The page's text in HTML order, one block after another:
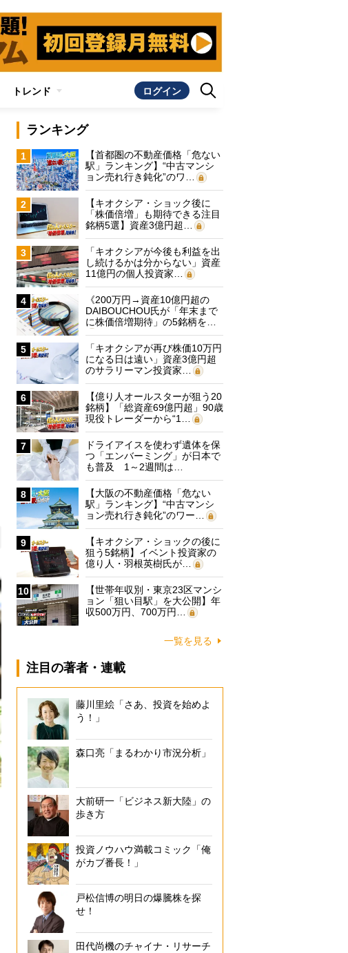
トレンド ログイン
ランキング
1
【首都圏の不動産価格「危ない
駅」ランキング】“中古マンシ
ョン売れ行き鈍化”のワ…
2
【キオクシア・ショック後に
「株価倍増」も期待できる注目
銘柄5選】資産3億円超…
3
「キオクシアが今後も利益を出
し続けるかは分からない」資産
11億円の個人投資家…
4
《200万円→資産10億円超の
DAIBOUCHOU氏が「年末まで
に株価倍増期待」の5銘柄を…
5
「キオクシアが再び株価10万円
になる日は遠い」資産3億円超
のサラリーマン投資家…
6
【億り人オールスターが狙う20
銘柄】「総資産69億円超」90歳
現役トレーダーから“1…
7
ドライアイスを使わず遺体を保
つ「エンバーミング」が日本で
も普及 1～2週間は…
8
【大阪の不動産価格「危ない
駅」ランキング】“中古マンシ
ョン売れ行き鈍化”のワー…
9
【キオクシア・ショックの後に
狙う5銘柄】イベント投資家の
億り人・羽根英樹氏が…
10
【世帯年収別・東京23区マンシ
ョン「狙い目駅」を大公開】年
収500万円、700万円…
一覧を見る
注目の著者・連載
藤川里絵「さあ、投資を始めよ
う！」
森口亮「まるわかり市況分析」
大前研一「ビジネス新大陸」の
歩き方
投資ノウハウ満載コミック「俺
がカブ番長！」
戸松信博の明日の爆騰株を探
せ！
田代尚機のチャイナ・リサーチ